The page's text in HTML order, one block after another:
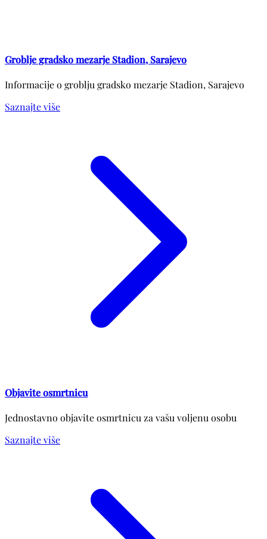
Groblje gradsko mezarje Stadion, Sarajevo
Informacije o groblju gradsko mezarje Stadion, Sarajevo
Saznajte više
Objavite osmrtnicu
Jednostavno objavite osmrtnicu za vašu voljenu osobu
Saznajte više